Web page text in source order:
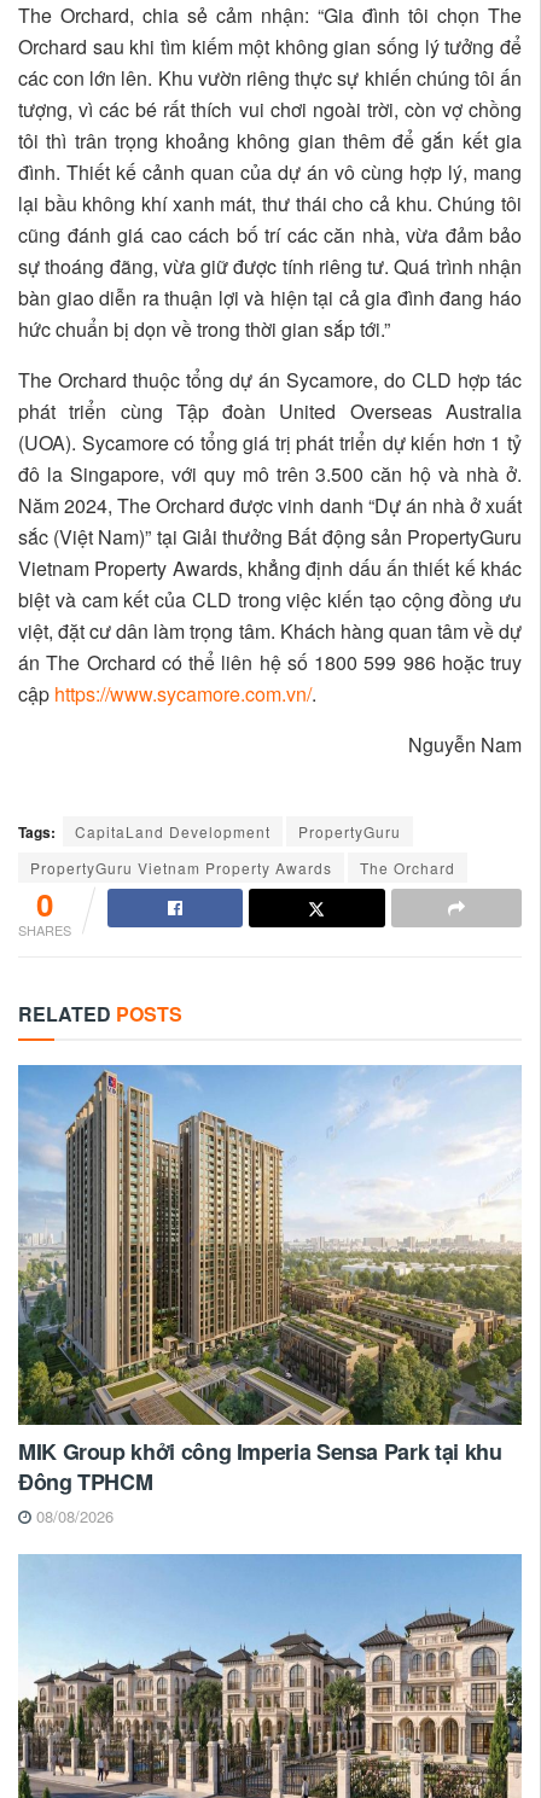
The Orchard, chia sẻ cảm nhận: “Gia đình tôi chọn The
Orchard sau khi tìm kiếm một không gian sống lý tưởng để
các con lớn lên. Khu vườn riêng thực sự khiến chúng tôi ấn
tượng, vì các bé rất thích vui chơi ngoài trời, còn vợ chồng
tôi thì trân trọng khoảng không gian thêm để gắn kết gia
đình. Thiết kế cảnh quan của dự án vô cùng hợp lý, mang
lại bầu không khí xanh mát, thư thái cho cả khu. Chúng tôi
cũng đánh giá cao cách bố trí các căn nhà, vừa đảm bảo
sự thoáng đãng, vừa giữ được tính riêng tư. Quá trình nhận
bàn giao diễn ra thuận lợi và hiện tại cả gia đình đang háo
hức chuẩn bị dọn về trong thời gian sắp tới.”
The Orchard thuộc tổng dự án Sycamore, do CLD hợp tác
phát triển cùng Tập đoàn United Overseas Australia
(UOA). Sycamore có tổng giá trị phát triển dự kiến hơn 1 tỷ
đô la Singapore, với quy mô trên 3.500 căn hộ và nhà ở.
Năm 2024, The Orchard được vinh danh “Dự án nhà ở xuất
sắc (Việt Nam)” tại Giải thưởng Bất động sản PropertyGuru
Vietnam Property Awards, khẳng định dấu ấn thiết kế khác
biệt và cam kết của CLD trong việc kiến tạo cộng đồng ưu
việt, đặt cư dân làm trọng tâm. Khách hàng quan tâm về dự
án The Orchard có thể liên hệ số 1800 599 986 hoặc truy
cập https://www.sycamore.com.vn/.
Nguyễn Nam
Tags: CapitaLand Development
PropertyGuru
PropertyGuru Vietnam Property Awards
The Orchard
0
SHARES
RELATED POSTS
MIK Group khởi công Imperia Sensa Park tại khu
Đông TPHCM
08/08/2026